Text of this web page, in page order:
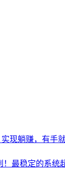
现躺赚，有手
！最稳定的系统